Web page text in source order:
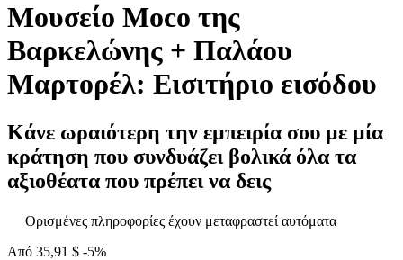
Μουσείο Moco της
Βαρκελώνης + Παλάου
Μαρτορέλ: Εισιτήριο εισόδου
Κάνε ωραιότερη την εμπειρία σου με μία
κράτηση που συνδυάζει βολικά όλα τα
αξιοθέατα που πρέπει να δεις
Ορισμένες πληροφορίες έχουν μεταφραστεί αυτόματα
Από 35,91 $ -5%